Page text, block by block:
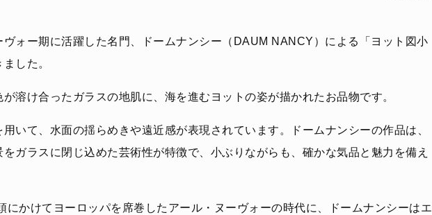
ォー期に活躍した名門、ドームナンシー（DAUM NANCY）による「ヨット図小
した。
溶け合ったガラスの地肌に、海を進むヨットの姿が描かれたお品物です。
いて、水面の揺らめきや遠近感が表現されています。ドームナンシーの作品は、
ガラスに閉じ込めた芸術性が特徴で、小ぶりながらも、確かな気品と魅力を備え
にかけてヨーロッパを席巻したアール・ヌーヴォーの時代に、ドームナンシーはエ